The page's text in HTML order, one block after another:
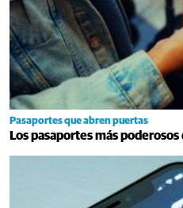
Pasaportes que abren puertas
Los pasaportes más